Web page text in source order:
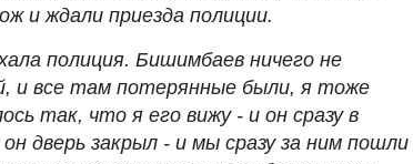
и ждали приезда полиции.
полиция. Бишимбаев ничего не
и все там потерянные были, я тоже
так, что я его вижу - и он сразу в
дверь закрыл - и мы сразу за ним пошли